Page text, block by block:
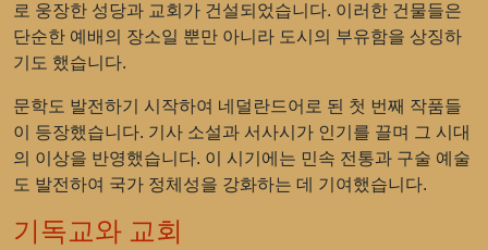
로 웅장한 성당과 교회가 건설되었습니다. 이러한 건물들은
단순한 예배의 장소일 뿐만 아니라 도시의 부유함을 상징하
기도 했습니다.
문학도 발전하기 시작하여 네덜란드어로 된 첫 번째 작품들
이 등장했습니다. 기사 소설과 서사시가 인기를 끌며 그 시대
의 이상을 반영했습니다. 이 시기에는 민속 전통과 구술 예술
도 발전하여 국가 정체성을 강화하는 데 기여했습니다.
기독교와 교회